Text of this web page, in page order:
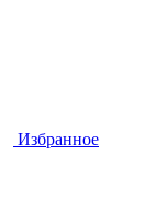
Избранное